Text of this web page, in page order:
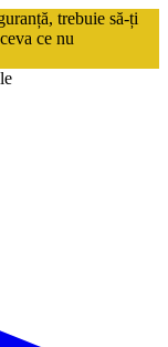
trebuie să-ți
ce nu